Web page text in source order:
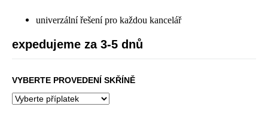
univerzální řešení pro každou kancelář
expedujeme za 3-5 dnů
VYBERTE PROVEDENÍ SKŘÍNĚ
HLEDAT
o
p